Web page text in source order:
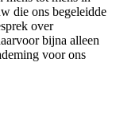
die ons begeleidde
over
bijna alleen
voor ons